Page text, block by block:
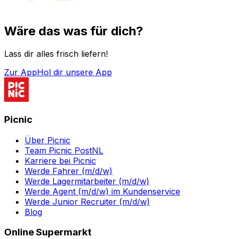
Wäre das was für dich?
Lass dir alles frisch liefern!
Zur AppHol dir unsere App
Picnic
Über Picnic
Team Picnic PostNL
Karriere bei Picnic
Werde Fahrer (m/d/w)
Werde Lagermitarbeiter (m/d/w)
Werde Agent (m/d/w) im Kundenservice
Werde Junior Recruiter (m/d/w)
Blog
Online Supermarkt